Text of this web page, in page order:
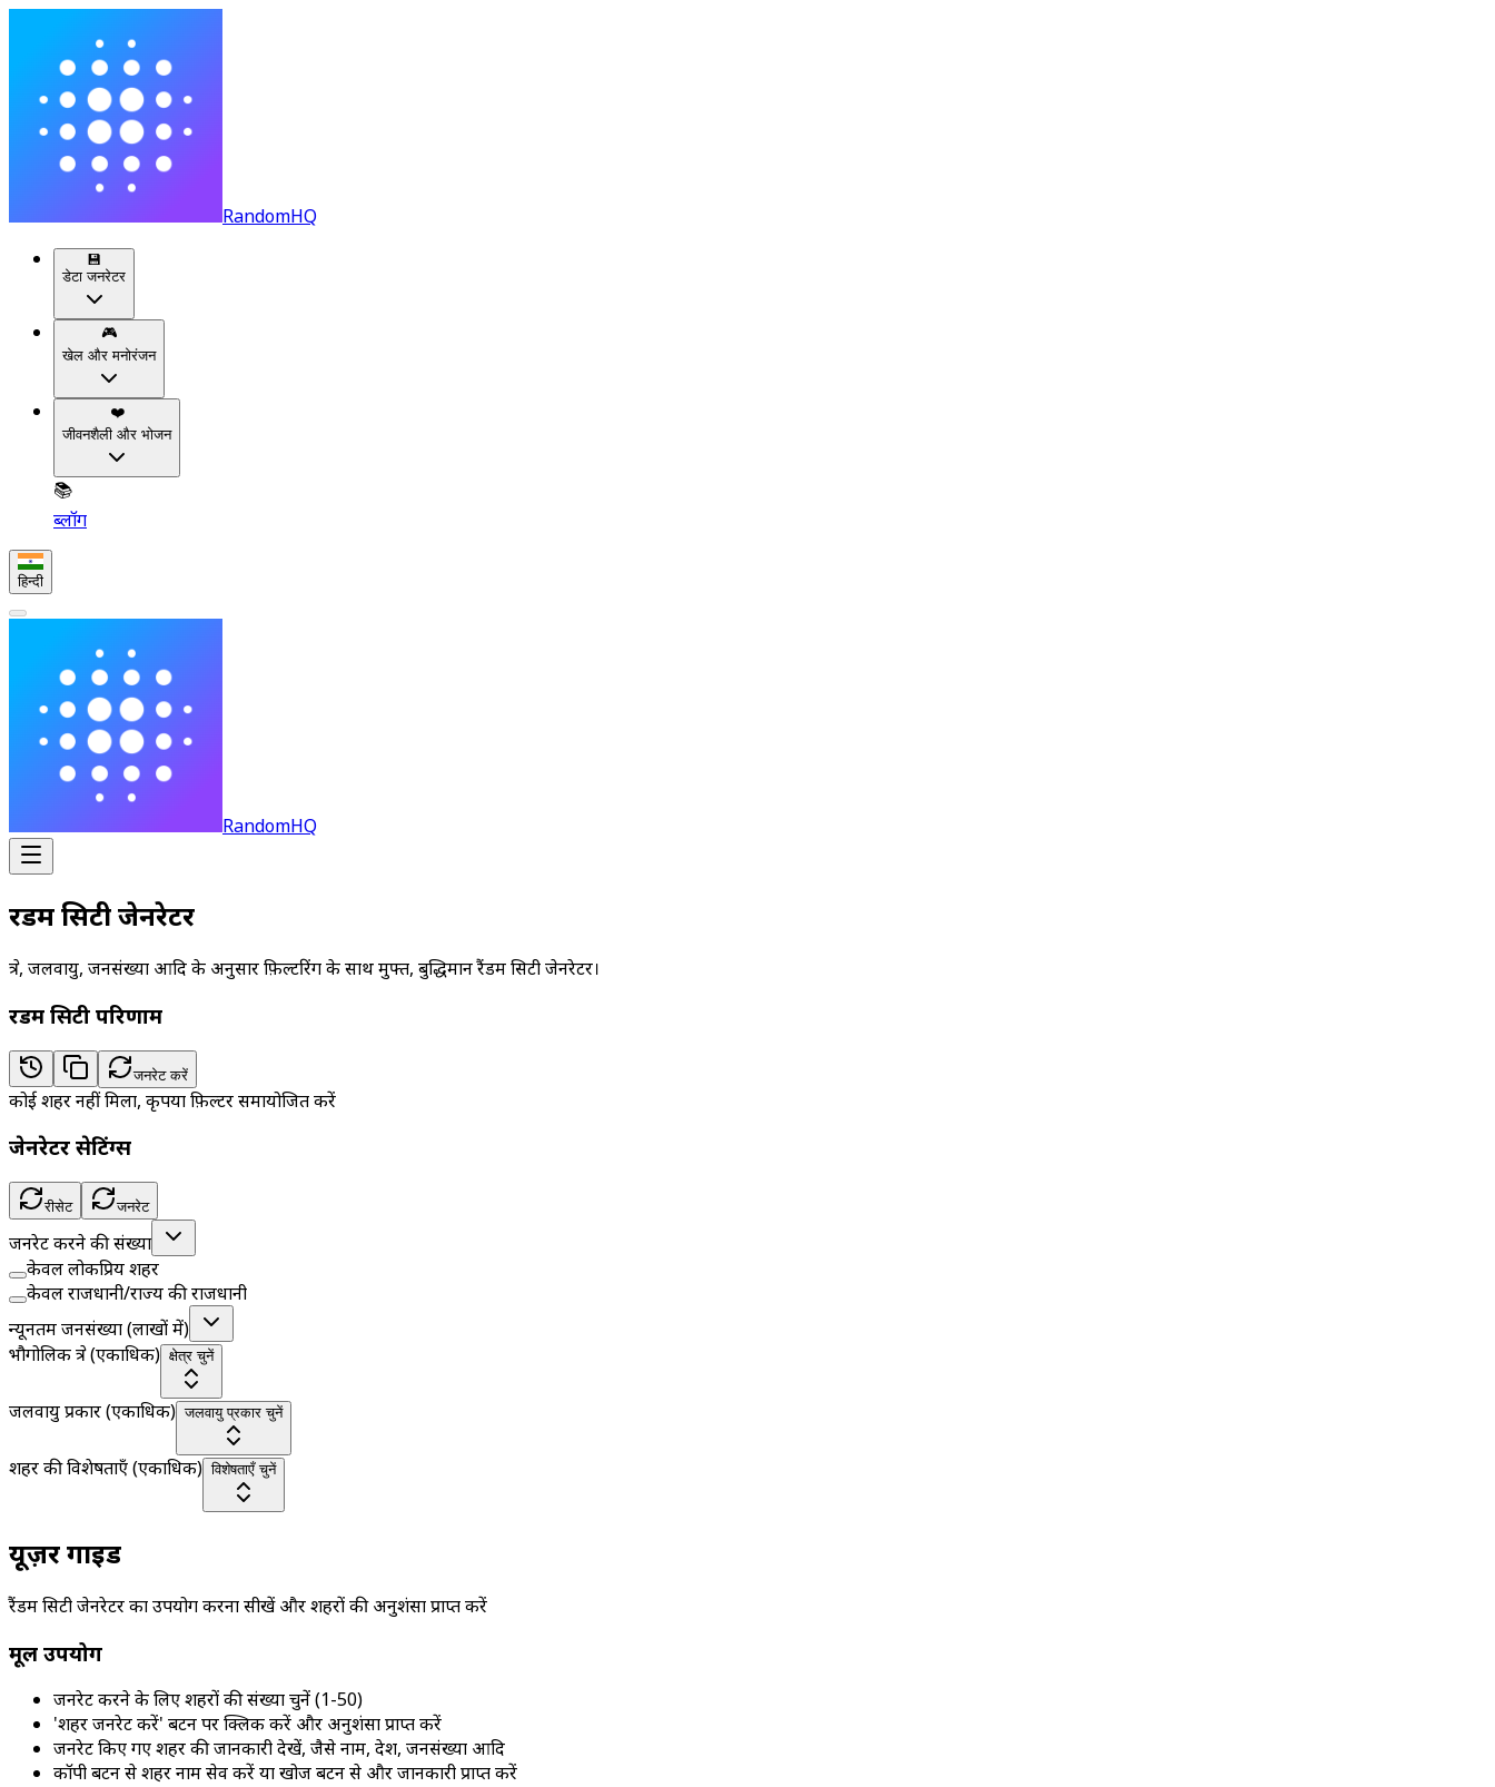
RandomHQ
💾
डेटा जनरेटर
🎮
खेल और मनोरंजन
❤️
जीवनशैली और भोजन
📚
ब्लॉग
हिन्दी
RandomHQ
रैंडम सिटी जेनरेटर
क्षेत्र, जलवायु, जनसंख्या आदि के अनुसार फ़िल्टरिंग के साथ मुफ्त, बुद्धिमान रैंडम सिटी जेनरेटर।
रैंडम सिटी परिणाम
जनरेट करें
कोई शहर नहीं मिला, कृपया फ़िल्टर समायोजित करें
जेनरेटर सेटिंग्स
रीसेट जनरेट
जनरेट करने की संख्या
केवल लोकप्रिय शहर
केवल राजधानी/राज्य की राजधानी
न्यूनतम जनसंख्या (लाखों में)
भौगोलिक क्षेत्र (एकाधिक) क्षेत्र चुनें
जलवायु प्रकार (एकाधिक) जलवायु प्रकार चुनें
शहर की विशेषताएँ (एकाधिक) विशेषताएँ चुनें
यूज़र गाइड
रैंडम सिटी जेनरेटर का उपयोग करना सीखें और शहरों की अनुशंसा प्राप्त करें
मूल उपयोग
जनरेट करने के लिए शहरों की संख्या चुनें (1-50)
'शहर जनरेट करें' बटन पर क्लिक करें और अनुशंसा प्राप्त करें
जनरेट किए गए शहर की जानकारी देखें, जैसे नाम, देश, जनसंख्या आदि
कॉपी बटन से शहर नाम सेव करें या खोज बटन से और जानकारी प्राप्त करें